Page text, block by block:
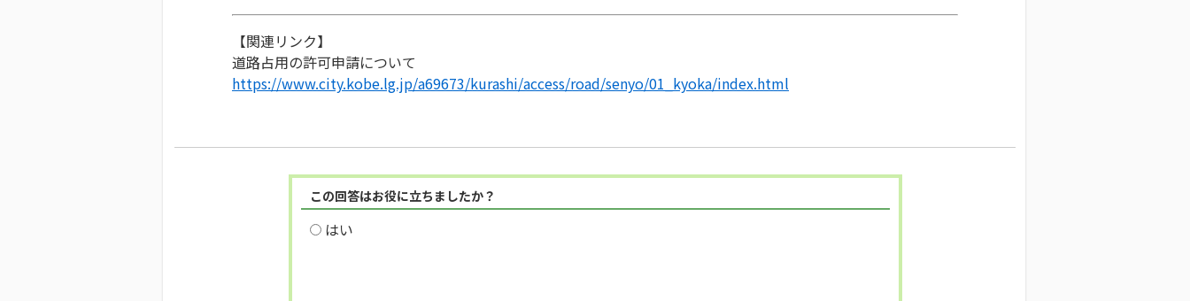
【関連リンク】
道路占用の許可申請について
https://www.city.kobe.lg.jp/a69673/kurashi/access/road/senyo/01_kyoka/index.html
この回答はお役に立ちましたか？
はい